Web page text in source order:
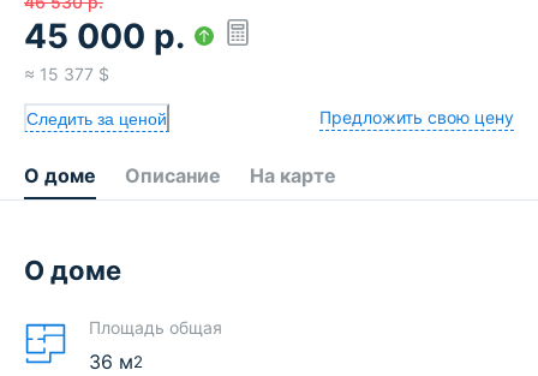
45 000 р.
≈ 15 377 $
Следить за ценой Предложить свою цену
О доме Описание На карте
О доме
Площадь общая
36 м2